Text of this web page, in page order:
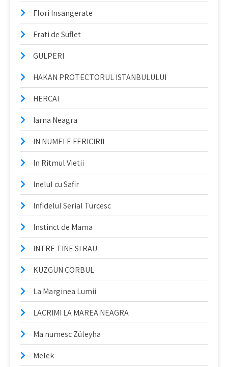
Flori Insangerate
Frati de Suflet
GULPERI
HAKAN PROTECTORUL ISTANBULULUI
HERCAI
Iarna Neagra
IN NUMELE FERICIRII
In Ritmul Vietii
Inelul cu Safir
Infidelul Serial Turcesc
Instinct de Mama
INTRE TINE SI RAU
KUZGUN CORBUL
La Marginea Lumii
LACRIMI LA MAREA NEAGRA
Ma numesc Züleyha
Melek